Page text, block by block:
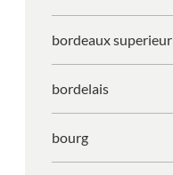
bordeaux superieur
bordelais
bourg